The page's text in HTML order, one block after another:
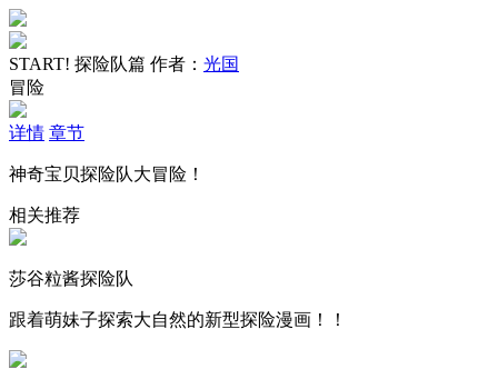
START! 探险队篇 作者： 光国
冒险
详情 章节
神奇宝贝探险队大冒险！
相关推荐
莎谷粒酱探险队
跟着萌妹子探索大自然的新型探险漫画！！